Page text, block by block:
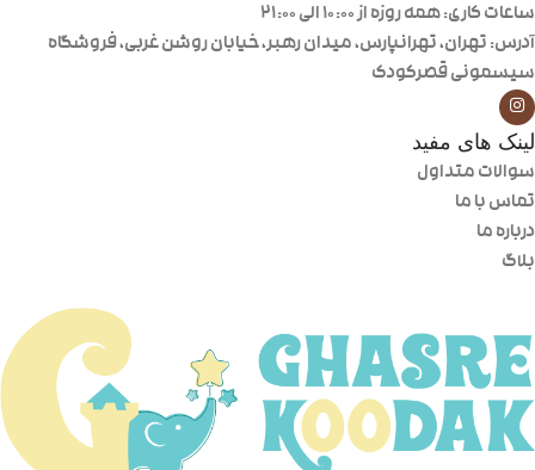
ساعات کاری: همه روزه از ۱۰:۰۰ الی ۲۱:۰۰
آدرس: تهران، تهرانپارس، میدان رهبر، خیابان روشن غربی، فروشگاه
سیسمونی قصرکودک
لینک های مفید
سوالات متداول
تماس با ما
درباره ما
بلاگ